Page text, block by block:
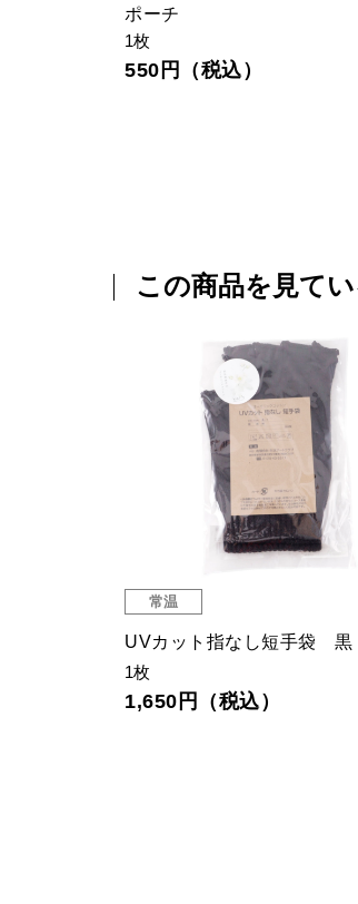
ポーチ
1枚
550円（税込）
この商品を見て
常温
UVカット指なし短手袋 黒
1枚
1,650円（税込）